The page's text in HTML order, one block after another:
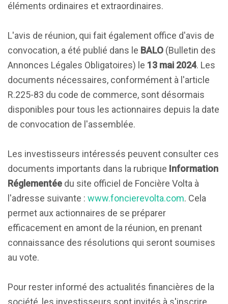
éléments ordinaires et extraordinaires.
L'avis de réunion, qui fait également office d'avis de
convocation, a été publié dans le BALO (Bulletin des
Annonces Légales Obligatoires) le 13 mai 2024. Les
documents nécessaires, conformément à l'article
R.225-83 du code de commerce, sont désormais
disponibles pour tous les actionnaires depuis la date
de convocation de l'assemblée.
Les investisseurs intéressés peuvent consulter ces
documents importants dans la rubrique Information
Réglementée du site officiel de Foncière Volta à
l'adresse suivante : www.foncierevolta.com. Cela
permet aux actionnaires de se préparer
efficacement en amont de la réunion, en prenant
connaissance des résolutions qui seront soumises
au vote.
Pour rester informé des actualités financières de la
société, les investisseurs sont invités à s'inscrire